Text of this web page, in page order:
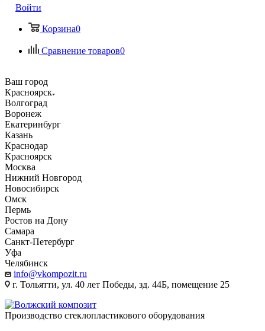
Войти
Корзина0
Сравнение товаров0
Ваш город
Красноярск
Волгоград
Воронеж
Екатеринбург
Казань
Краснодар
Красноярск
Москва
Нижний Новгород
Новосибирск
Омск
Пермь
Ростов на Дону
Самара
Санкт-Петербург
Уфа
Челябинск
info@vkompozit.ru
г. Тольятти, ул. 40 лет Победы, зд. 44Б, помещение 25
Производство стеклопластикового оборудования